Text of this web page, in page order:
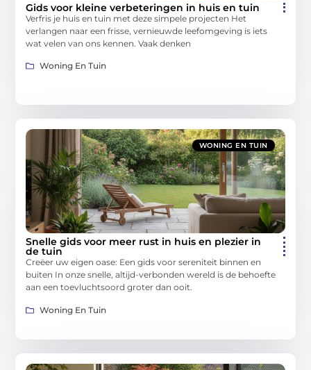
Gids voor kleine verbeteringen in huis en tuin
Verfris je huis en tuin met deze simpele projecten Het
verlangen naar een frisse, vernieuwde leefomgeving is iets
wat velen van ons kennen. Vaak denken
Woning En Tuin
WONING EN TUIN
Snelle gids voor meer rust in huis en plezier in
de tuin
Creëer uw eigen oase: Een gids voor sereniteit binnen en
buiten In onze snelle, altijd-verbonden wereld is de behoefte
aan een toevluchtsoord groter dan ooit.
Woning En Tuin